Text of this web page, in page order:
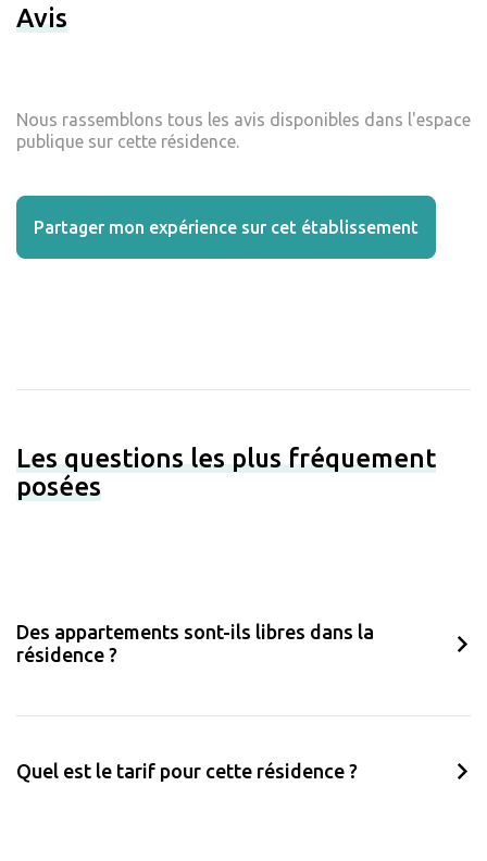
Avis
Nous rassemblons tous les avis disponibles dans l'espace
publique sur cette résidence.
Partager mon expérience sur cet établissement
Les questions les plus fréquement
posées
Des appartements sont-ils libres dans la
résidence ?
Quel est le tarif pour cette résidence ?